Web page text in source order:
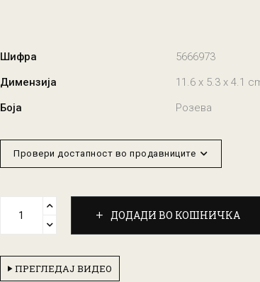
Шифра
5666973
Димензија
11.6 x 5.3 x 4.1
Боја
Розева
Провери достапност во продавниците
ДОДАДИ ВО КОШНИЧКА
ПРЕГЛЕДАЈ ВИДЕО